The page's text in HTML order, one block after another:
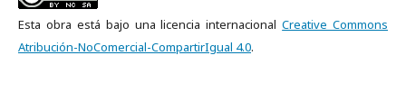
Esta obra está bajo una licencia internacionalCreative Commons
Atribución-NoComercial-CompartirIgual 4.0.